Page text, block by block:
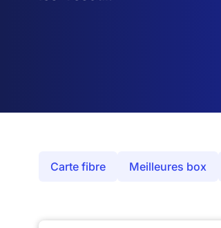
Carte fibre Meilleures box